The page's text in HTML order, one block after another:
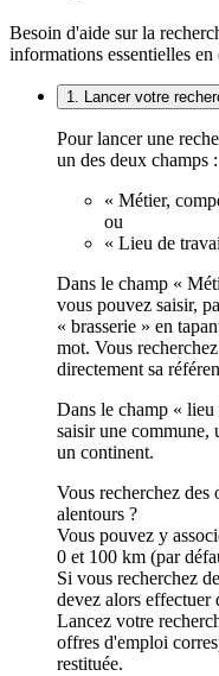
Besoin d'aide sur la
informations essentielles
1. Lancer votre
Pour lancer une
un des deux champs :
« Métier,
ou
« Lieu de
Dans le champ «
vous pouvez saisir,
« brasserie » en
mot. Vous
directement sa
Dans le champ «
saisir une commune,
un continent.
Vous recherchez des
alentours ?
Vous pouvez y
0 et 100 km (par
Si vous recherchez
devez alors effectuer
Lancez votre
offres d'emploi
restituée.